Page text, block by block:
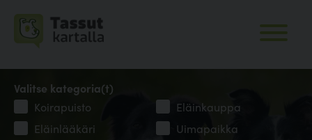
Valitse kategoria(t)
Koirapuisto
Eläinkauppa
Eläinlääkäri
Uimapaikka